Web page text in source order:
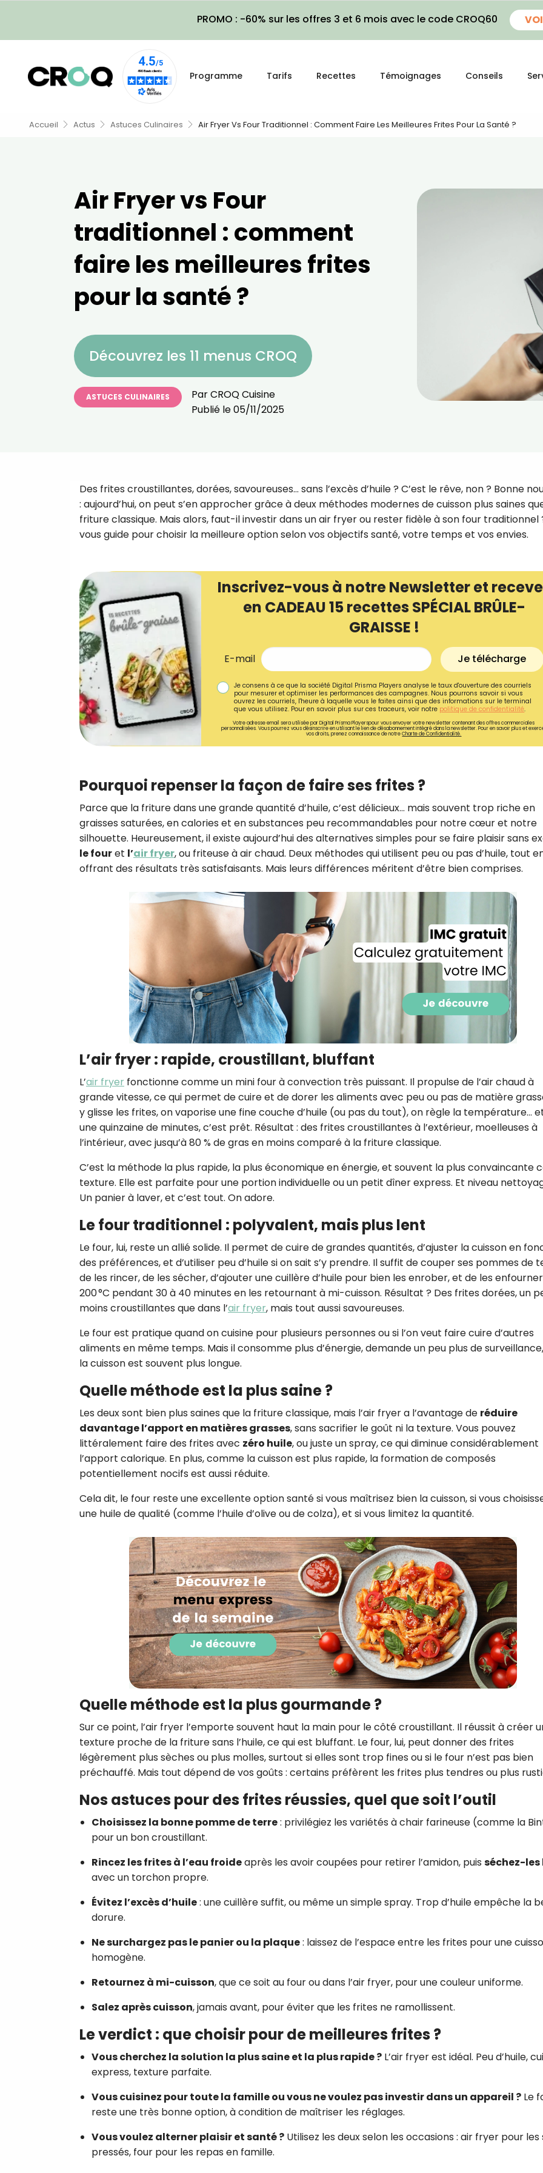
PROMO : -60% sur les offres 3 et 6 mois avec le code CROQ60
Programme Tarifs Recettes Témoignages Conseils
Accueil Actus Astuces Culinaires Air Fryer Vs Four Traditionnel : Comment Faire Les Meilleures Frites Pour La Santé ?
Air Fryer vs Four
traditionnel : comment
faire les meilleures frites
pour la santé ?
Découvrez les 11 menus CROQ
ASTUCES CULINAIRES ParCROQ Cuisine
Publié le05/11/2025
Des frites croustillantes, dorées, savoureuses… sans l’excès d’huile ? C’est le rêve, non ? Bonne
: aujourd’hui, on peut s’en approcher grâce à deux méthodes modernes de cuisson plus saines
friture classique. Mais alors, faut-il investir dans un air fryer ou rester fidèle à son four traditionnel
vous guide pour choisir la meilleure option selon vos objectifs santé, votre temps et vos envies.
Inscrivez-vous à notre Newsletter et
en CADEAU 15 recettes SPÉCIAL BRÛLE-
GRAISSE !
E-mail Je télécharge
Je consens à ce que la société Digital Prisma Players analyse le taux d'ouverture des courriels
pour mesurer et optimiser les performances des campagnes. Nous pourrons savoir si vous
ouvrez les courriels, l'heure à laquelle vous le faites ainsi que des informations sur le terminal
que vous utilisez. Pour en savoir plus sur ces traceurs, voir notre politique de confidentialité.
Votre adresse email sera utilisée par Digital Prisma Playerspour vous envoyer votre newsletter contenant des offres commerciales
personnalisées. Vous pourrez vous désinscrire en utilisant le lien de désabonnement intégré dans la newsletter. Pour en savoir plus et
vos droits, prenez connaissance de notreCharte de Confidentialité.
Pourquoi repenser la façon de faire ses frites ?
Parce que la friture dans une grande quantité d’huile, c’est délicieux… mais souvent trop riche en
graisses saturées, en calories et en substances peu recommandables pour notre cœur et notre
silhouette. Heureusement, il existe aujourd’hui des alternatives simples pour se faire plaisir sans
le fouret l’air fryer, ou friteuse à air chaud. Deux méthodes qui utilisent peu ou pas d’huile, tout
offrant des résultats très satisfaisants. Mais leurs différences méritent d’être bien comprises.
L’air fryer : rapide, croustillant, bluffant
L’air fryer fonctionne comme un mini four à convection très puissant. Il propulse de l’air chaud à
grande vitesse, ce qui permet de cuire et de dorer les aliments avec peu ou pas de matière
y glisse les frites, on vaporise une fine couche d’huile (ou pas du tout), on règle la température…
une quinzaine de minutes, c’est prêt. Résultat : des frites croustillantes à l’extérieur, moelleuses à
l’intérieur, avec jusqu’à 80 % de gras en moins comparé à la friture classique.
C’est la méthode la plus rapide, la plus économique en énergie, et souvent la plus convaincante
texture. Elle est parfaite pour une portion individuelle ou un petit dîner express. Et niveau
Un panier à laver, et c’est tout. On adore.
Le four traditionnel : polyvalent, mais plus lent
Le four, lui, reste un allié solide. Il permet de cuire de grandes quantités, d’ajuster la cuisson en
des préférences, et d’utiliser peu d’huile si on sait s’y prendre. Il suffit de couper ses pommes de
de les rincer, de les sécher, d’ajouter une cuillère d’huile pour bien les enrober, et de les
200 °C pendant 30 à 40 minutes en les retournant à mi-cuisson. Résultat ? Des frites dorées, un
moins croustillantes que dans l’air fryer, mais tout aussi savoureuses.
Le four est pratique quand on cuisine pour plusieurs personnes ou si l’on veut faire cuire d’autres
aliments en même temps. Mais il consomme plus d’énergie, demande un peu plus de
la cuisson est souvent plus longue.
Quelle méthode est la plus saine ?
Les deux sont bien plus saines que la friture classique, mais l’air fryer a l’avantage de réduire
davantage l’apport en matières grasses, sans sacrifier le goût ni la texture. Vous pouvez
littéralement faire des frites avec zéro huile, ou juste un spray, ce qui diminue considérablement
l’apport calorique. En plus, comme la cuisson est plus rapide, la formation de composés
potentiellement nocifs est aussi réduite.
Cela dit, le four reste une excellente option santé si vous maîtrisez bien la cuisson, si vous
une huile de qualité (comme l’huile d’olive ou de colza), et si vous limitez la quantité.
Quelle méthode est la plus gourmande ?
Sur ce point, l’air fryer l’emporte souvent haut la main pour le côté croustillant. Il réussit à créer
texture proche de la friture sans l’huile, ce qui est bluffant. Le four, lui, peut donner des frites
légèrement plus sèches ou plus molles, surtout si elles sont trop fines ou si le four n’est pas bien
préchauffé. Mais tout dépend de vos goûts : certains préfèrent les frites plus tendres ou plus
Nos astuces pour des frites réussies, quel que soit l’outil
Choisissez la bonne pomme de terre: privilégiez les variétés à chair farineuse (comme la
pour un bon croustillant.
Rincez les frites à l’eau froideaprès les avoir coupées pour retirer l’amidon, puis séchez-les
avec un torchon propre.
Évitez l’excès d’huile: une cuillère suffit, ou même un simple spray. Trop d’huile empêche la
dorure.
Ne surchargez pas le panier ou la plaque: laissez de l’espace entre les frites pour une
homogène.
Retournez à mi-cuisson, que ce soit au four ou dans l’air fryer, pour une couleur uniforme.
Salez après cuisson, jamais avant, pour éviter que les frites ne ramollissent.
Le verdict : que choisir pour de meilleures frites ?
Vous cherchez la solution la plus saine et la plus rapide ? L’air fryer est idéal. Peu d’huile,
express, texture parfaite.
Vous cuisinez pour toute la famille ou vous ne voulez pas investir dans un appareil ? Le
reste une très bonne option, à condition de maîtriser les réglages.
Vous voulez alterner plaisir et santé ? Utilisez les deux selon les occasions : air fryer pour les
pressés, four pour les repas en famille.
Recevez
recettes inédites de
Ainsi que la newsletter
CROQ.
Prisma Players analyse le taux
des courriels pour mesurer et
performances des campagnes.
des informations sur le terminal
utilisez. Pour en savoir plus sur ces
voir notre
politique de
Je reçois mon cadeau !
Votre adresse email sera utilisée par Digital Prisma
envoyer votre newsletter contenant des offres
personnalisées. Vous pourrez vous désinscrire en
Confidentialité.